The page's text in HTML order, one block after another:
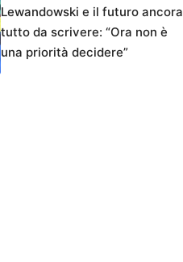
Lewandowski e il futuro ancora
tutto da scrivere: “Ora non è
una priorità decidere”